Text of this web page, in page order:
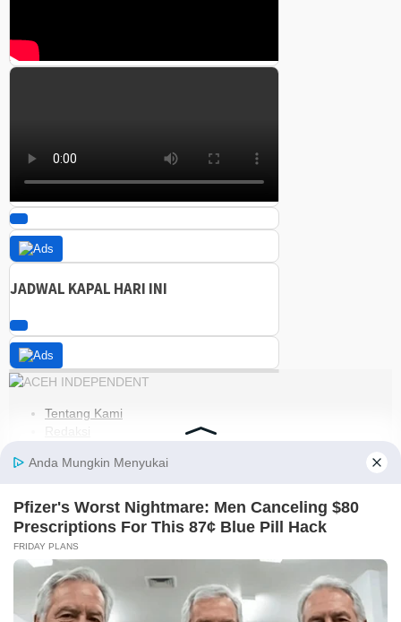
JADWAL KAPAL HARI INI
Tentang Kami
Redaksi
Pedoman Media Siber
Kebijakan Privasi
Jaringan Social
Facebook
Instagram
Youtube